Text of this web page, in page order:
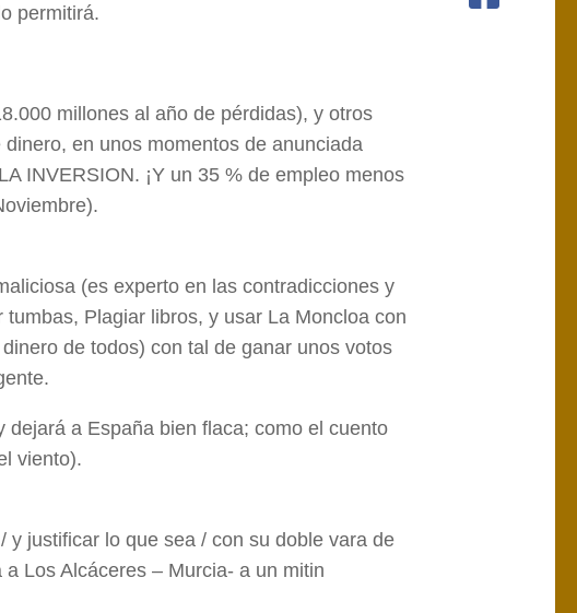
permitirá.
millones al año de pérdidas), y otros
en unos momentos de anunciada
INVERSION. ¡Y un 35 % de empleo menos
(es experto en las contradicciones y
Plagiar libros, y usar La Moncloa con
de todos) con tal de ganar unos votos
a España bien flaca; como el cuento
viento).
justificar lo que sea / con su doble vara de
Los Alcáceres – Murcia- a un mitin